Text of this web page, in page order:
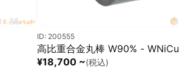
ID: 200555
高比重合金丸棒 W90% - WNiCu
¥18,700 ~(税込)